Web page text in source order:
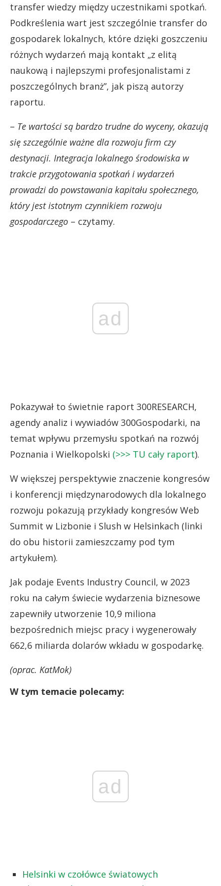
transfer wiedzy między uczestnikami spotkań.
Podkreślenia wart jest szczególnie transfer do
gospodarek lokalnych, które dzięki goszczeniu
różnych wydarzeń mają kontakt „z elitą
naukową i najlepszymi profesjonalistami z
poszczególnych branż”, jak piszą autorzy
raportu.
– Te wartości są bardzo trudne do wyceny, okazują
się szczególnie ważne dla rozwoju firm czy
destynacji. Integracja lokalnego środowiska w
trakcie przygotowania spotkań i wydarzeń
prowadzi do powstawania kapitału społecznego,
który jest istotnym czynnikiem rozwoju
gospodarczego – czytamy.
ad
Pokazywał to świetnie raport 300RESEARCH,
agendy analiz i wywiadów 300Gospodarki, na
temat wpływu przemysłu spotkań na rozwój
Poznania i Wielkopolski (>>> TU cały raport).
W większej perspektywie znaczenie kongresów
i konferencji międzynarodowych dla lokalnego
rozwoju pokazują przykłady kongresów Web
Summit w Lizbonie i Slush w Helsinkach (linki
do obu historii zamieszczamy pod tym
artykułem).
Jak podaje Events Industry Council, w 2023
roku na całym świecie wydarzenia biznesowe
zapewniły utworzenie 10,9 miliona
bezpośrednich miejsc pracy i wygenerowały
662,6 miliarda dolarów wkładu w gospodarkę.
(oprac. KatMok)
W tym temacie polecamy:
ad
Helsinki w czołówce światowych